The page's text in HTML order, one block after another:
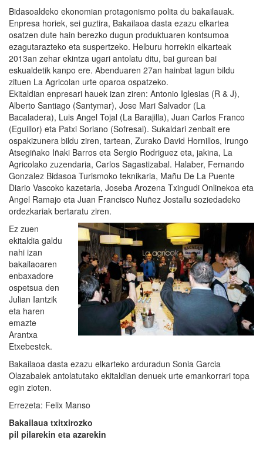
Bidasoaldeko ekonomian protagonismo polita du bakailauak.
Enpresa horiek, sei guztira, Bakailaoa dasta ezazu elkartea
osatzen dute hain berezko dugun produktuaren kontsumoa
ezagutarazteko eta suspertzeko. Helburu horrekin elkarteak
2013an zehar ekintza ugari antolatu ditu, bai gurean bai
eskualdetik kanpo ere. Abenduaren 27an hainbat lagun bildu
zituen La Agricolan urte oparoa ospatzeko.
Ekitaldian enpresari hauek izan ziren: Antonio Iglesias (R & J),
Alberto Santiago (Santymar), Jose Mari Salvador (La
Bacaladera), Luis Angel Tojal (La Barajilla), Juan Carlos Franco
(Eguillor) eta Patxi Soriano (Sofresal). Sukaldari zenbait ere
ospakizunera bildu ziren, tartean, Zurako David Hornillos, Irungo
Atsegiñako Iñaki Barros eta Sergio Rodriguez eta, jakina, La
Agricolako zuzendaria, Carlos Sagastizabal. Halaber, Fernando
Gonzalez Bidasoa Turismoko teknikaria, Mañu De La Puente
Diario Vascoko kazetaria, Joseba Arozena Txingudi Onlinekoa eta
Angel Ramajo eta Juan Francisco Nuñez Jostallu soziedadeko
ordezkariak bertaratu ziren.
Ez zuen
ekitaldia galdu
nahi izan
bakailaoaren
enbaxadore
ospetsua den
Julian Iantzik
eta haren
emazte
Arantxa
Etxebestek.
Bakailaoa dasta ezazu elkarteko arduradun Sonia Garcia
Olazabalek antolatutako ekitaldian denuek urte emankorrari topa
egin zioten.
Errezeta: Felix Manso
Bakailaua txitxirozko
pil pilarekin eta azarekin